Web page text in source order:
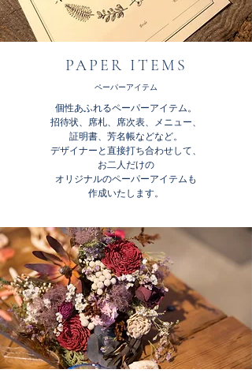
PAPER ITEMS
ペーパーアイテム
個性あふれるペーパーアイテム。
招待状、席札、席次表、メニュー、
証明書、芳名帳などなど。
デザイナーと直接打ち合わせして、
お二人だけの
オリジナルのペーパーアイテムも
作成いたします。